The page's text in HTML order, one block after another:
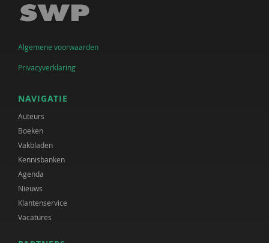
Algemene voorwaarden
Privacyverklaring
NAVIGATIE
Auteurs
Boeken
Vakbladen
Kennisbanken
Agenda
Nieuws
Klantenservice
Vacatures